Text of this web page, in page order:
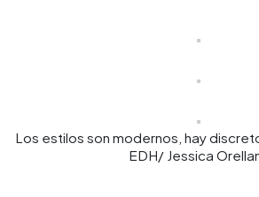
Los estilos son modernos, hay
EDH/ Jessica